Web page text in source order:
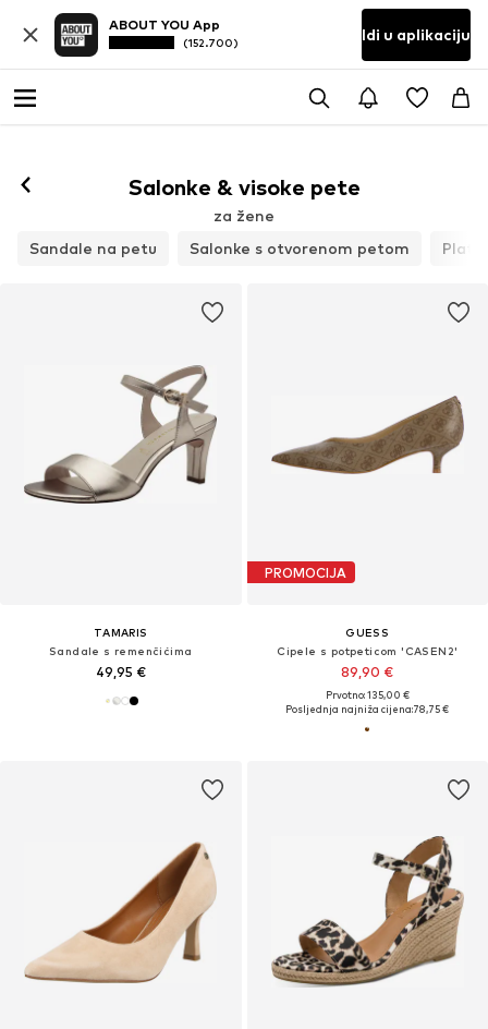
ABOUT YOU App
(152.700) Idi u aplikaciju
Salonke & visoke pete
za žene
Sandale na petu
Salonke s otvorenom petom
TAMARIS
Sandale s remenčićima
49,95 €
PROMOCIJA
GUESS
Cipele s potpeticom 'CASEN2'
89,90 €
Prvotno: 135,00 €
Posljednja najniža cijena:78,75 €